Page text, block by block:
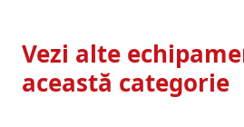
Vezi alte
această categorie